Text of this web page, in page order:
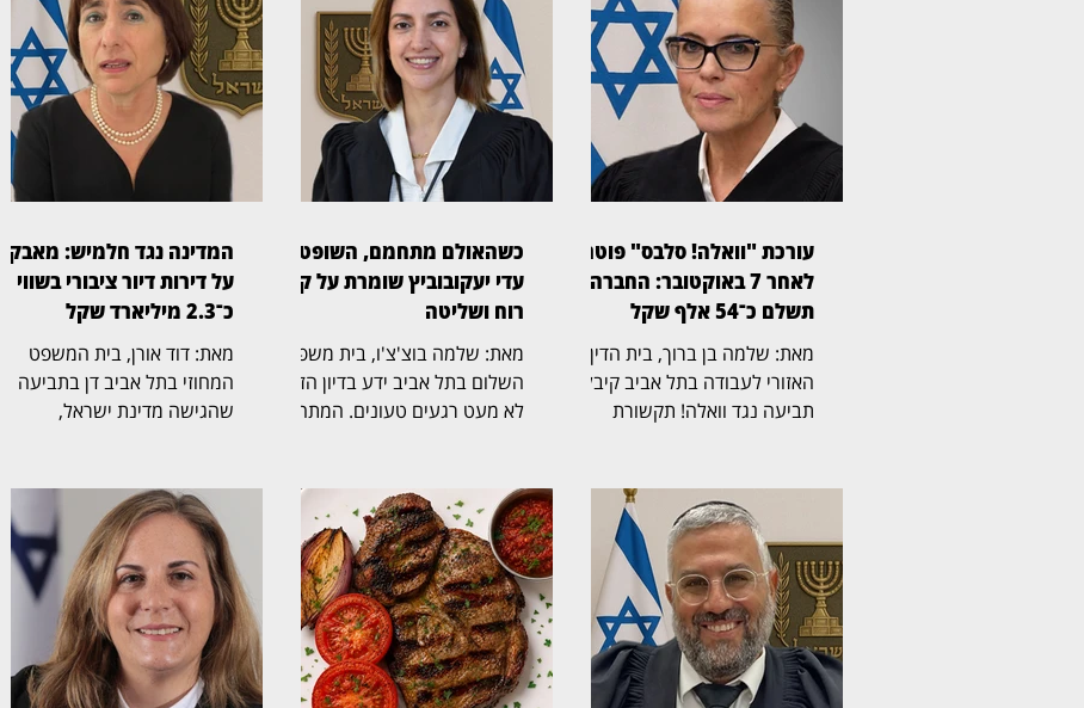
עורכת "וואלה! סלבס" פוטרה
לאחר 7 באוקטובר: החברה
תשלם כ־54 אלף שקל
מאת: שלמה בן ברוך, בית הדין
האזורי לעבודה בתל אביב קיבל
תביעה נגד וואלה! תקשורת
מביתה בקיבוץ מפלסים בעקבות
אירועי 7 באוקטובר. נשיאת בית
הדין, השופטת אריאלה גילצר־כץ,
קבעה כי החברה לא הוכיחה
שהפיטורים נבעו משיקולים
מקצועיים בלבד, וכי היה עליה
לנהוג ברגישות כלפי עובדת
שפונתה והמשיכה לעבוד מרחוק.
כשהאולם מתחמם, השופטת
עדי יעקובוביץ שומרת על קור
רוח ושליטה
מאת: שלמה בוצ'צ'ו, בית משפט
השלום בתל אביב ידע בדיון הזה
לא מעט רגעים טעונים. המתח
לדברי זה. בתוך כל אלה בלטה
השופטת עדי יעקובוביץ (בצילום)
בניהול שקט ובטוח. היא נתנה
לצדדים לדבר, אפשרה לטענות
להישמע, וכשהדיון גלש ידעה
לעצור, להציב גבול ולהחזיר את
האולם לעניינו. במוקד הדיון
עמדה בקשת המדינה לעצור את
המדינה נגד חלמיש: מאבק
על דירות דיור ציבורי בשווי
כ־2.3 מיליארד שקל
מאת: דוד אורן, בית המשפט
המחוזי בתל אביב דן בתביעה
שהגישה מדינת ישראל,
הממשלתית־עירונית לדיור,
לשיקום ולהתחדשות שכונות בתל
אביב־יפו. התיק הובא בפני
השופטת הדסה אסיף (בצילום),
ובמרכזו מחלוקת על זכויות
הבעלות ב־1,314 דירות דיור
ציבורי. לטענת המדינה, הדירות
שבמחלוקת הן נכסים המכונים